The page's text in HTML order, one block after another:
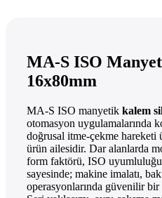
MA-S ISO
16x80mm
MA-S ISO manyetik kalem
otomasyon uygulamalarında
doğrusal itme-çekme hareketi
ürün ailesidir. Dar alanlarda
form faktörü, ISO uyumluluğu
sayesinde; makine imalatı,
operasyonlarında güvenilir